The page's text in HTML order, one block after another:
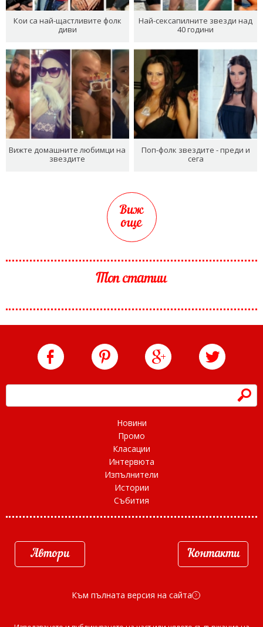
Кои са най-щастливите фолк
диви
Най-сексапилните звезди над
40 години
Вижте домашните любимци на
звездите
Поп-фолк звездите - преди и
сега
Виж
още
Топ статии
h
Новини
Промо
Класации
Интервюта
Изпълнители
Истории
Събития
Автори Контакти
Към пълната версия на сайта d